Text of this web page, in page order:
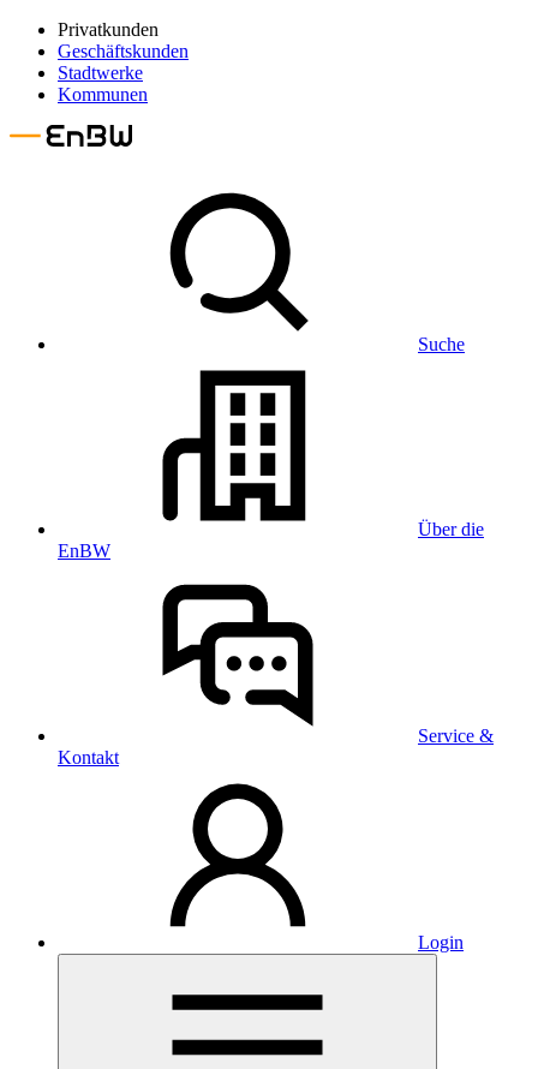
Privatkunden
Geschäftskunden
Stadtwerke
Kommunen
Suche
Über die
EnBW
Service &
Kontakt
Login